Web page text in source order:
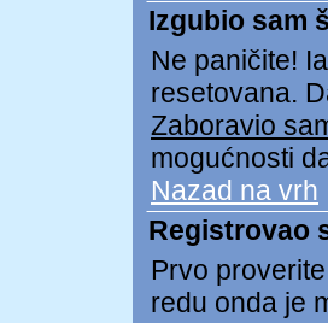
Izgubio sam
Ne paničite!
resetovana.
Zaboravio
mogućnosti
Nazad na vrh
Registrovao
Prvo
redu onda je